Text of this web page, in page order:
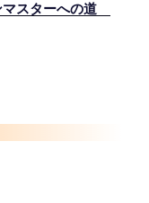
マスターへの道